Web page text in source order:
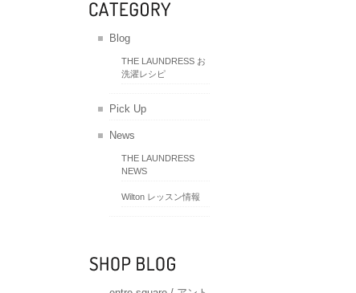
Blog
THE LAUNDRESS お
洗濯レシピ
Pick Up
News
THE LAUNDRESS
NEWS
Wilton レッスン情報